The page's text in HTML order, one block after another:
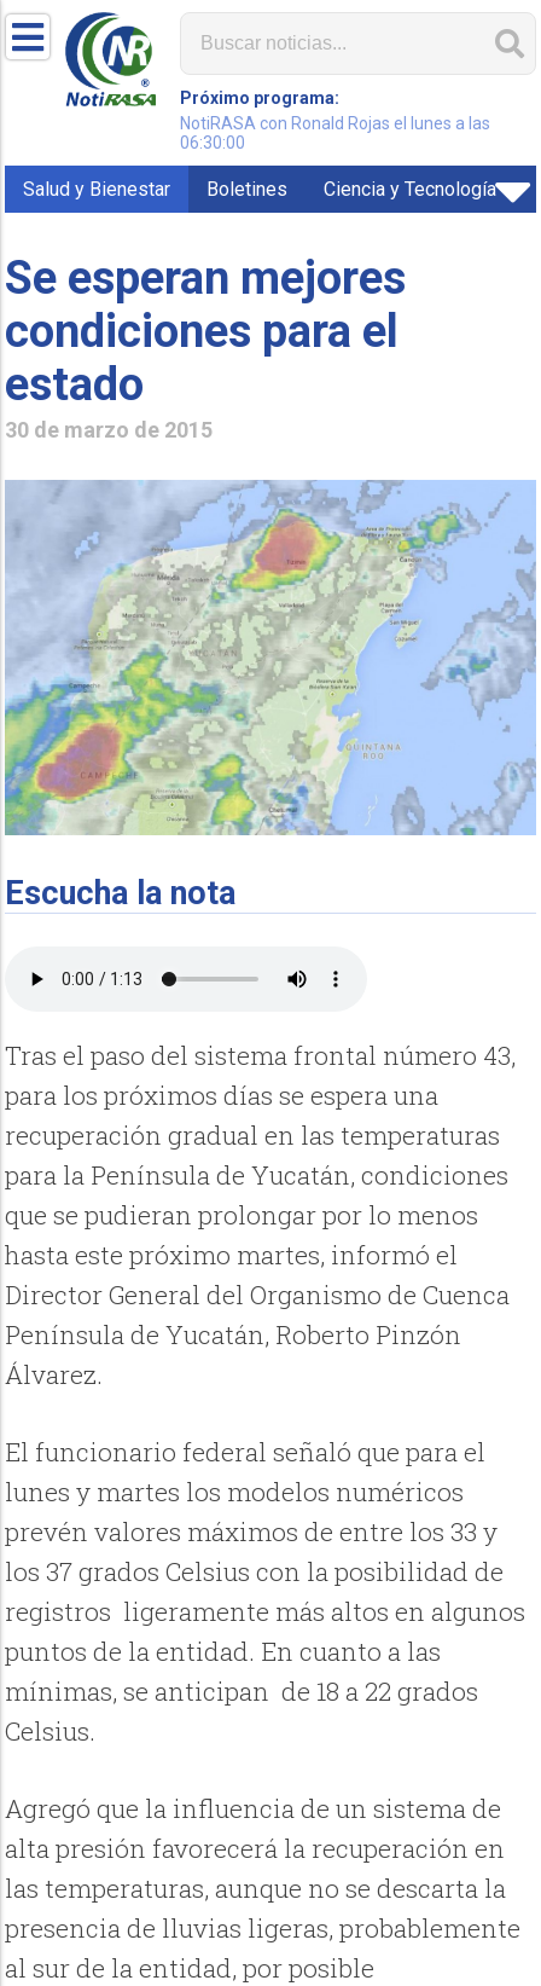
Próximo programa:
NotiRASA con Ronald Rojas el lunes a las
06:30:00
Salud y Bienestar Boletines Ciencia y Tecnología
Se esperan mejores
condiciones para el
estado
30 de marzo de 2015
Escucha la nota
Tras el paso del sistema frontal número 43,
para los próximos días se espera una
recuperación gradual en las temperaturas
para la Península de Yucatán, condiciones
que se pudieran prolongar por lo menos
hasta este próximo martes, informó el
Director General del Organismo de Cuenca
Península de Yucatán, Roberto Pinzón
Álvarez.
El funcionario federal señaló que para el
lunes y martes los modelos numéricos
prevén valores máximos de entre los 33 y
los 37 grados Celsius con la posibilidad de
registros ligeramente más altos en algunos
puntos de la entidad. En cuanto a las
mínimas, se anticipan de 18 a 22 grados
Celsius.
Agregó que la influencia de un sistema de
alta presión favorecerá la recuperación en
las temperaturas, aunque no se descarta la
presencia de lluvias ligeras, probablemente
al sur de la entidad, por posible